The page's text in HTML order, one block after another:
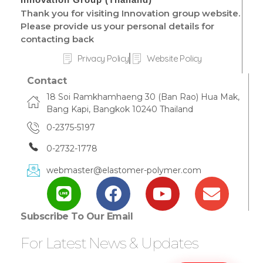
Thank you for visiting Innovation group website.
Please provide us your personal details for
contacting back
Privacy Policy
Website Policy
Contact
18 Soi Ramkhamhaeng 30 (Ban Rao) Hua Mak,
Bang Kapi, Bangkok 10240 Thailand
0-2375-5197
0-2732-1778
webmaster@elastomer-polymer.com
Subscribe To Our Email
For Latest News & Updates